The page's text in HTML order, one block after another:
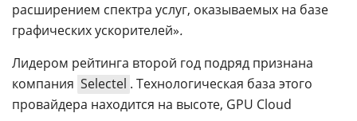
расширением спектра услуг, оказываемых на базе
графических ускорителей».
Лидером рейтинга второй год подряд признана
компания Selectel . Технологическая база этого
провайдера находится на высоте, GPU Cloud